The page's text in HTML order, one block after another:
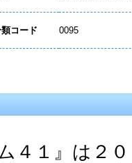
コード 0095
４１』は２